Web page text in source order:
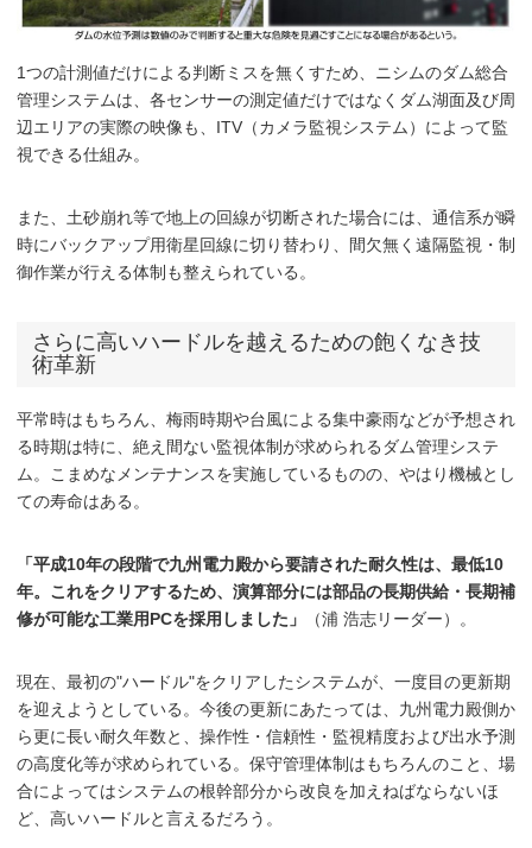
1つの計測値だけによる判断ミスを無くすため、ニシムのダム総合
管理システムは、各センサーの測定値だけではなくダム湖面及び周
辺エリアの実際の映像も、ITV（カメラ監視システム）によって監
視できる仕組み。
また、土砂崩れ等で地上の回線が切断された場合には、通信系が瞬
時にバックアップ用衛星回線に切り替わり、間欠無く遠隔監視・制
御作業が行える体制も整えられている。
さらに高いハードルを越えるための飽くなき技
術革新
平常時はもちろん、梅雨時期や台風による集中豪雨などが予想され
る時期は特に、絶え間ない監視体制が求められるダム管理システ
ム。こまめなメンテナンスを実施しているものの、やはり機械とし
ての寿命はある。
「平成10年の段階で九州電力殿から要請された耐久性は、最低10
年。これをクリアするため、演算部分には部品の長期供給・長期補
修が可能な工業用PCを採用しました」
（浦 浩志リーダー）。
現在、最初の"ハードル"をクリアしたシステムが、一度目の更新期
を迎えようとしている。今後の更新にあたっては、九州電力殿側か
ら更に長い耐久年数と、操作性・信頼性・監視精度および出水予測
の高度化等が求められている。保守管理体制はもちろんのこと、場
合によってはシステムの根幹部分から改良を加えねばならないほ
ど、高いハードルと言えるだろう。